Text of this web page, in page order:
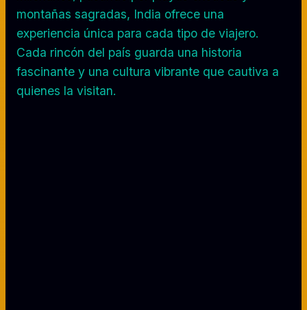
montañas sagradas, India ofrece una
experiencia única para cada tipo de viajero.
Cada rincón del país guarda una historia
fascinante y una cultura vibrante que cautiva a
quienes la visitan.